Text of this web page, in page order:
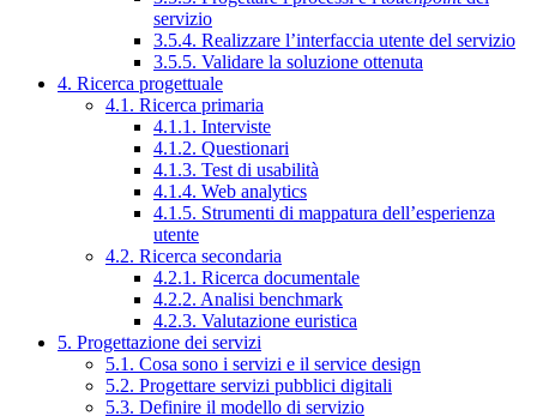
servizio
3.5.4. Realizzare l’interfaccia utente del servizio
3.5.5. Validare la soluzione ottenuta
4. Ricerca progettuale
4.1. Ricerca primaria
4.1.1. Interviste
4.1.2. Questionari
4.1.3. Test di usabilità
4.1.4. Web analytics
4.1.5. Strumenti di mappatura dell’esperienza
utente
4.2. Ricerca secondaria
4.2.1. Ricerca documentale
4.2.2. Analisi benchmark
4.2.3. Valutazione euristica
5. Progettazione dei servizi
5.1. Cosa sono i servizi e il service design
5.2. Progettare servizi pubblici digitali
5.3. Definire il modello di servizio